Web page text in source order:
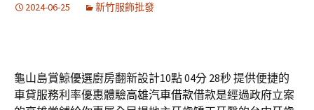
2024-06-25 新竹服飾批發
龜山島賞鯨優選廚房翻新設計10點 04分 28秒提供便捷的
車貸服務利率優惠體驗高雄汽車借款借款是經過政府立案